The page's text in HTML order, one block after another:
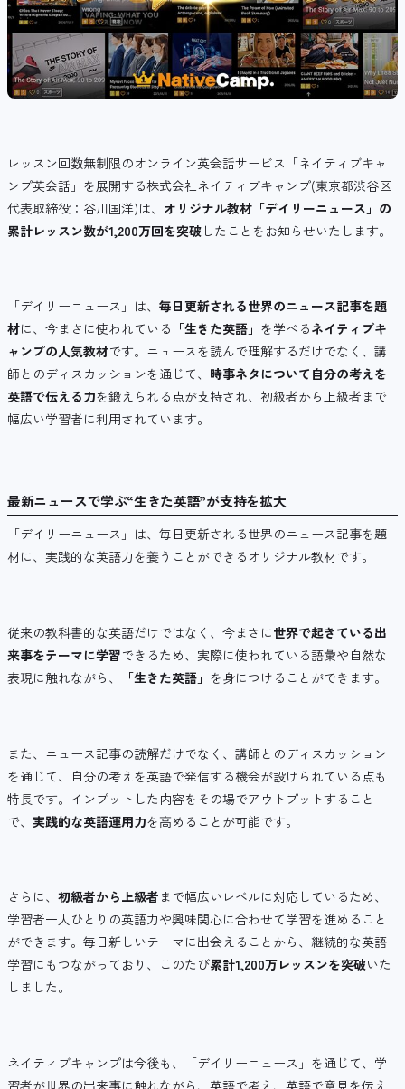
レッスン回数無制限のオンライン英会話サービス「ネイティブキャ
ンプ英会話」を展開する株式会社ネイティブキャンプ(東京都渋谷区
代表取締役：谷川国洋)は、 オリジナル教材「デイリーニュース」の
累計レッスン数が1,200万回を突破 したことをお知らせいたします。
「デイリーニュース」は、 毎日更新される世界のニュース記事を題
材に、今まさに使われている 「生きた英語」 を学べるネイティブキ
ャンプの人気教材です。ニュースを読んで理解するだけでなく、講
師とのディスカッションを通じて、 時事ネタについて自分の考えを
英語で伝える力を鍛えられる点が支持され、初級者から上級者まで
幅広い学習者に利用されています。
最新ニュースで学ぶ“生きた英語”が支持を拡大
「デイリーニュース」は、毎日更新される世界のニュース記事を題
材に、実践的な英語力を養うことができるオリジナル教材です。
従来の教科書的な英語だけではなく、今まさに世界で起きている出
来事をテーマに学習できるため、実際に使われている語彙や自然な
表現に触れながら、
「生きた英語」 を身につけることができます。
また、ニュース記事の読解だけでなく、講師とのディスカッション
を通じて、自分の考えを英語で発信する機会が設けられている点も
特長です。インプットした内容をその場でアウトプットすること
で、 実践的な英語運用力を高めることが可能です。
さらに、 初級者から上級者 まで幅広いレベルに対応しているため、
学習者一人ひとりの英語力や興味関心に合わせて学習を進めること
ができます。毎日新しいテーマに出会えることから、継続的な英語
学習にもつながっており、このたび累計1,200万レッスンを突破いた
しました。
ネイティブキャンプは今後も、「デイリーニュース」を通じて、学
習者が世界の出来事に触れながら、英語で考え、英語で意見を伝え